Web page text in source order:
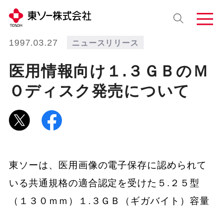
1997.03.27 ニュースリリース
医用情報向け１.３ＧＢのＭ
Ｏディスク発売について
東ソーは、医用画像の電子保存に認められて
いる共通規格の適合認定を受けた５.２５型
（１３０ｍｍ）１.３ＧＢ（ギガバイト）容量